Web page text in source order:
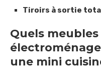
Tiroirs à sortie
Quels
une mini